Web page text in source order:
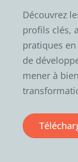
Découvrez
profils clés,
pratiques
de
mener à